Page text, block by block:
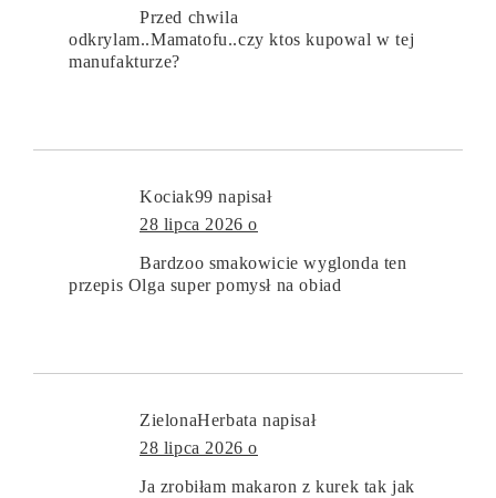
Przed chwila
odkrylam..Mamatofu..czy ktos kupowal w tej
manufakturze?
Kociak99 napisał
28 lipca 2026 o
Bardzoo smakowicie wyglonda ten
przepis Olga super pomysł na obiad
ZielonaHerbata napisał
28 lipca 2026 o
Ja zrobiłam makaron z kurek tak jak